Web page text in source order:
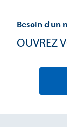
Besoin d'un
OUVREZ